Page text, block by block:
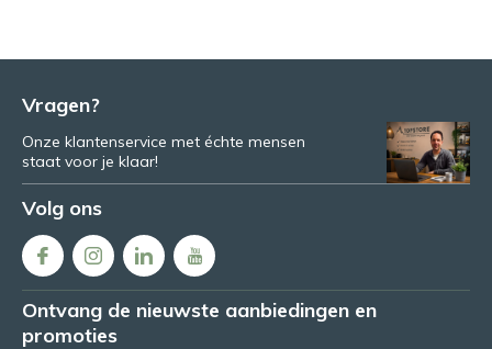
Vragen?
Onze klantenservice met échte mensen
staat voor je klaar!
Volg ons
Ontvang de nieuwste aanbiedingen en
promoties